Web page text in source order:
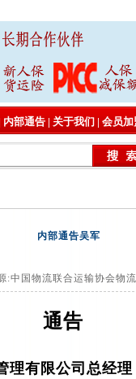
内部通告 | 关于我们 | 会员加
内部通告吴军
:中国物流联合运输协会物
通告
有限公司总经